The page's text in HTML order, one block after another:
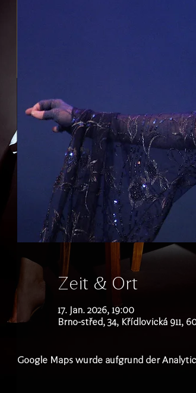
Zeit & Ort
17. Jan. 2026, 19:00
Brno-střed, 34, Křídlovická 911,
Google Maps wurde aufgrund der